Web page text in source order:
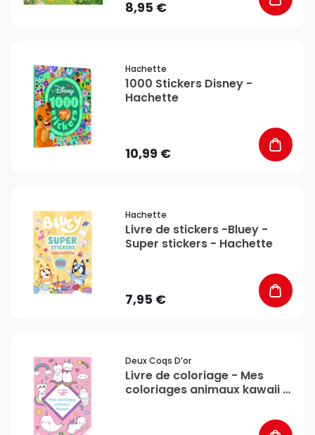
8,95 €
Hachette
1000 Stickers Disney -
Hachette
10,99 €
Hachette
Livre de stickers -Bluey -
Super stickers - Hachette
7,95 €
Deux Coqs D’or
Livre de coloriage - Mes
coloriages animaux kawaii -